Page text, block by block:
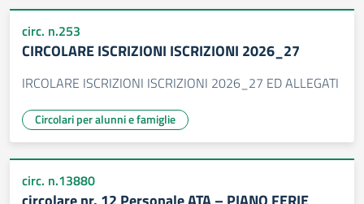
circ. n.253
CIRCOLARE ISCRIZIONI ISCRIZIONI 2026_27
IRCOLARE ISCRIZIONI ISCRIZIONI 2026_27 ED ALLEGATI
Circolari per alunni e famiglie
circ. n.13880